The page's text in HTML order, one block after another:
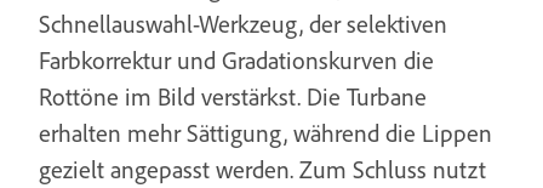
Schnellauswahl-Werkzeug, der selektiven
Farbkorrektur und Gradationskurven die
Rottöne im Bild verstärkst. Die Turbane
erhalten mehr Sättigung, während die Lippen
gezielt angepasst werden. Zum Schluss nutzt